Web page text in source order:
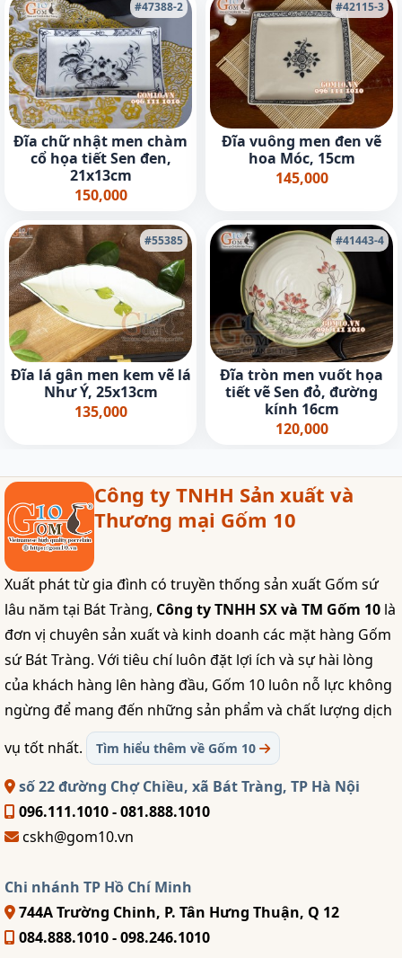
#47388-2
Đĩa chữ nhật men chàm
cổ họa tiết Sen đen,
21x13cm
150,000
#42115-3
Đĩa vuông men đen vẽ
hoa Móc, 15cm
145,000
#55385
Đĩa lá gân men kem vẽ lá
Như Ý, 25x13cm
135,000
#41443-4
Đĩa tròn men vuốt họa
tiết vẽ Sen đỏ, đường
kính 16cm
120,000
Công ty TNHH Sản xuất và
Thương mại Gốm 10
Xuất phát từ gia đình có truyền thống sản xuất Gốm sứ
lâu năm tại Bát Tràng, Công ty TNHH SX và TM Gốm 10 là
đơn vị chuyên sản xuất và kinh doanh các mặt hàng Gốm
sứ Bát Tràng. Với tiêu chí luôn đặt lợi ích và sự hài lòng
của khách hàng lên hàng đầu, Gốm 10 luôn nỗ lực không
ngừng để mang đến những sản phẩm và chất lượng dịch
vụ tốt nhất.
Tìm hiểu thêm về Gốm 10
số 22 đường Chợ Chiều, xã Bát Tràng, TP Hà Nội
096.111.1010 - 081.888.1010
cskh@gom10.vn
Chi nhánh TP Hồ Chí Minh
744A Trường Chinh, P. Tân Hưng Thuận, Q 12
084.888.1010 - 098.246.1010